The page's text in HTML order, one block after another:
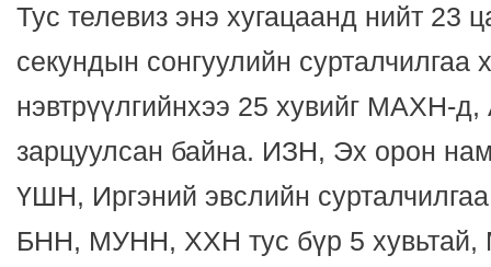
Тус телевиз энэ хугацаанд нийт 23
секундын сонгуулийн сурталчилгаа
нэвтрүүлгийнхээ 25 хувийг МАХН-
зарцуулсан байна. ИЗН, Эх орон
ҮШН, Иргэний эвслийн сурталчилгаа
БНН, МУНН, ХХН тус бүр 5